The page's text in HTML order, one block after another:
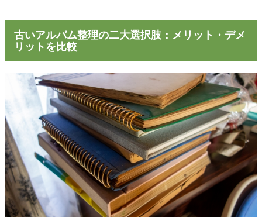
古いアルバム整理の二大選択肢：メリット・デメ
リットを比較